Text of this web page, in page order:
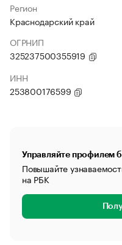
Регион
Краснодарский край
ОГРНИП
325237500355919
ИНН
253800176599
Управляйте профилем
Повышайте
на РБК